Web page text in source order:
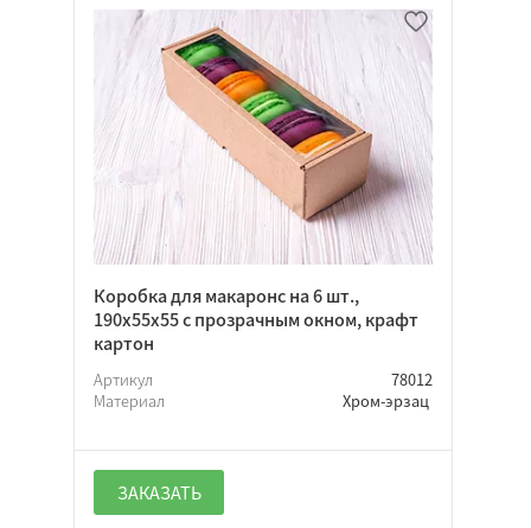
Коробка для макаронс на 6 шт.,
190х55х55 с прозрачным окном, крафт
картон
Артикул
78012
Материал
Хром-эрзац
ЗАКАЗАТЬ